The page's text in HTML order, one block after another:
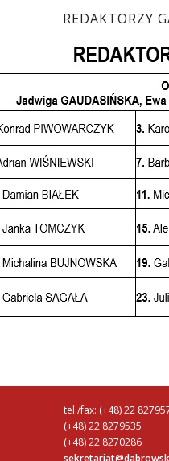
REDAKTORZY
tel./fax: (+48) 22
(+48) 22 8279535
(+48) 22 8270286